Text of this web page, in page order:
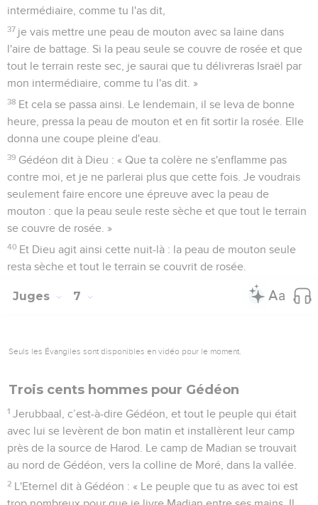
intermédiaire, comme tu l'as dit,
37 je vais mettre une peau de mouton avec sa laine dans
l'aire de battage. Si la peau seule se couvre de rosée et que
tout le terrain reste sec, je saurai que tu délivreras Israël par
mon intermédiaire, comme tu l'as dit. »
38 Et cela se passa ainsi. Le lendemain, il se leva de bonne
heure, pressa la peau de mouton et en fit sortir la rosée. Elle
donna une coupe pleine d'eau.
39 Gédéon dit à Dieu : « Que ta colère ne s'enflamme pas
contre moi, et je ne parlerai plus que cette fois. Je voudrais
seulement faire encore une épreuve avec la peau de
mouton : que la peau seule reste sèche et que tout le terrain
se couvre de rosée. »
40 Et Dieu agit ainsi cette nuit-là : la peau de mouton seule
resta sèche et tout le terrain se couvrit de rosée.
Juges 7
Seuls les Évangiles sont disponibles en vidéo pour le moment.
Trois cents hommes pour Gédéon
1 Jerubbaal, c’est-à-dire Gédéon, et tout le peuple qui était
avec lui se levèrent de bon matin et installèrent leur camp
près de la source de Harod. Le camp de Madian se trouvait
au nord de Gédéon, vers la colline de Moré, dans la vallée.
2 L'Eternel dit à Gédéon : « Le peuple que tu as avec toi est